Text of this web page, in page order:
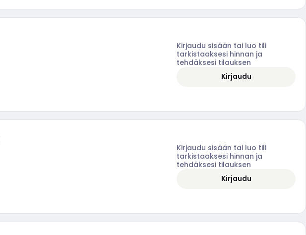
Kirjaudu sisään tai luo tili
tarkistaaksesi hinnan ja
tehdäksesi tilauksen
Kirjaudu
Kirjaudu sisään tai luo tili
tarkistaaksesi hinnan ja
tehdäksesi tilauksen
Kirjaudu